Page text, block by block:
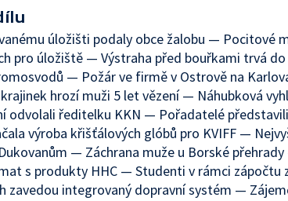
úložišti podaly obce žalobu — Pocitové
pro úložiště — Výstraha před bouřkami trvá
— Požár ve firmě v Ostrově na
hrozí muži 5 let vězení — Náhubková
odvolali ředitelku KKN — Pořadatelé
výroba křišťálových glóbů pro KVIFF —
— Záchrana muže u Borské
s produkty HHC — Studenti v rámci zápočtu
zavedou integrovaný dopravní systém —